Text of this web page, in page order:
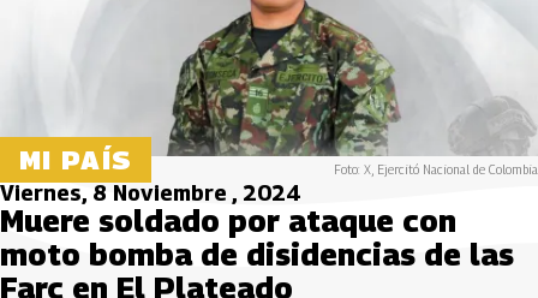
MI PAÍS Foto: X, Ejercitó Nacional de Colombia
Viernes, 8 Noviembre , 2024
Muere soldado por ataque con
moto bomba de disidencias de las
Farc en El Plateado